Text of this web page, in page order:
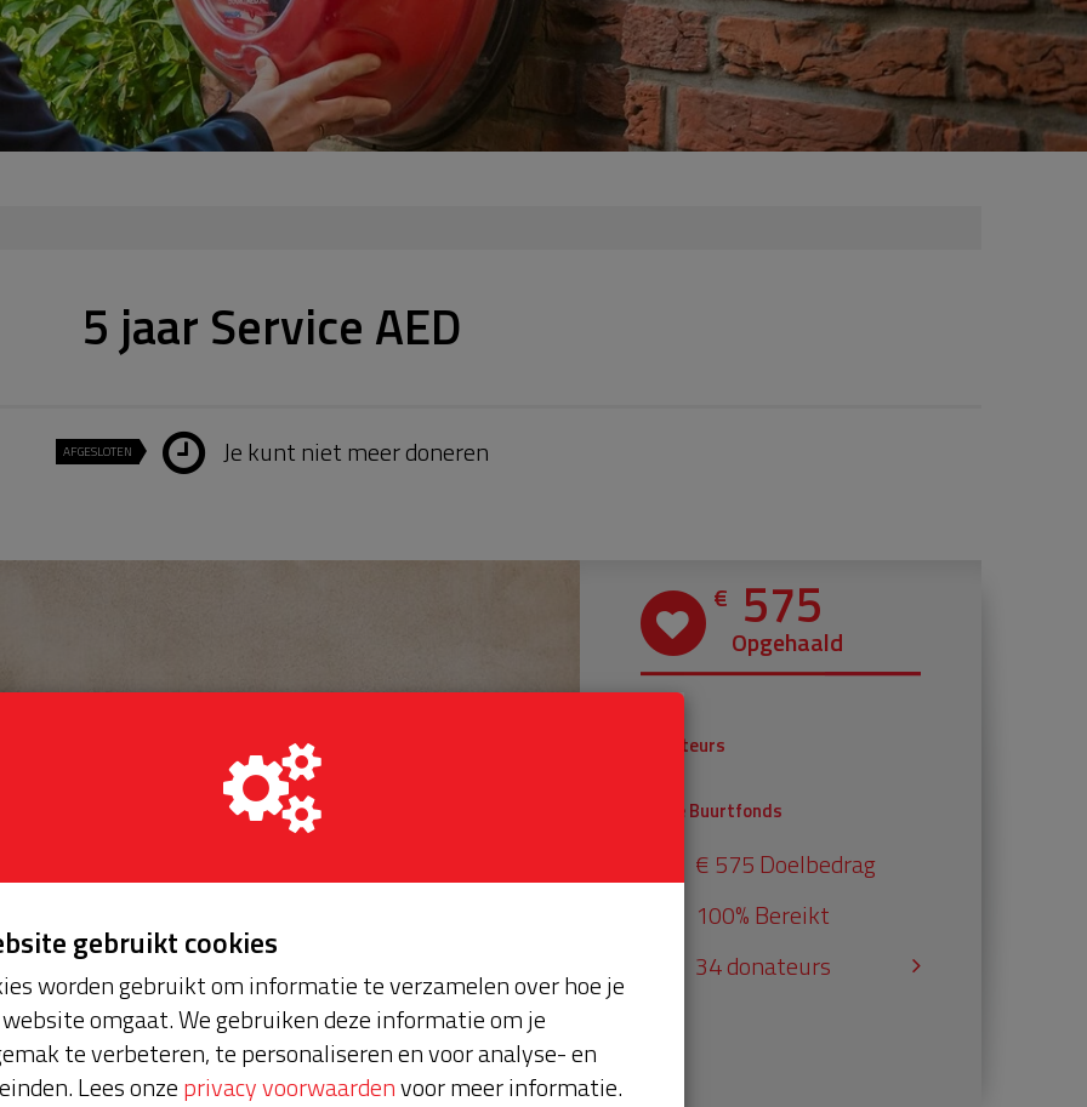
5 jaar Service AED
AFGESLOTEN Je kunt niet meer doneren
€ 575
Opgehaald
Donateurs
Univé Buurtfonds
€ 575 Doelbedrag
100% Bereikt
34 donateurs
gebruikt cookies
worden gebruikt om informatie te verzamelen over hoe je
omgaat. We gebruiken deze informatie om je
te verbeteren, te personaliseren en voor analyse- en
Lees onzeprivacy voorwaardenvoor meer informatie.